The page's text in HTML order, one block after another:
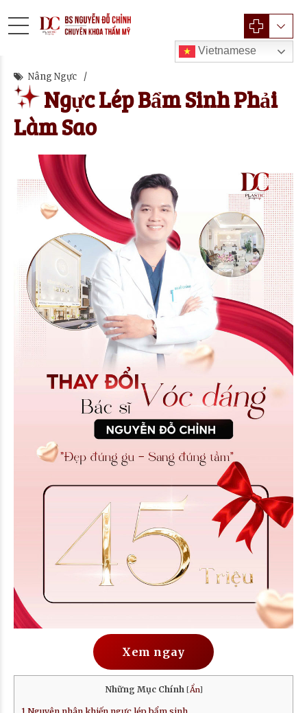
Vietnamese
Nâng Ngực
Ngực Lép Bẩm Sinh Phải
Làm Sao
Xem ngay
Những Mục Chính [Ẩn]